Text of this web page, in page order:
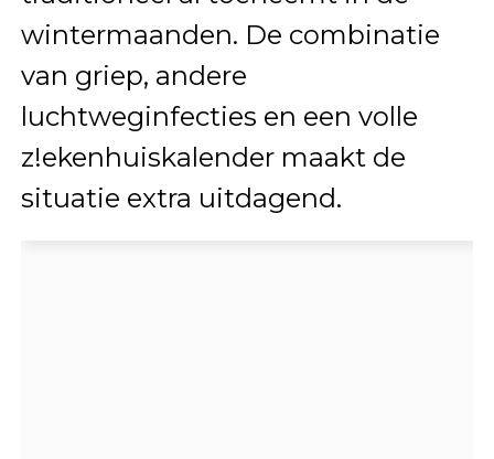
wintermaanden. De combinatie
van griep, andere
luchtweginfecties en een volle
z!ekenhuiskalender maakt de
situatie extra uitdagend.